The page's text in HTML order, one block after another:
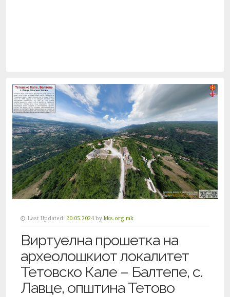
Last Updated: 20.05.2024 by kks.org.mk
Виртуелна прошетка на
археолошкиот локалитет
Тетовско Кале – Балтепе, с.
Лавце, општина Тетово